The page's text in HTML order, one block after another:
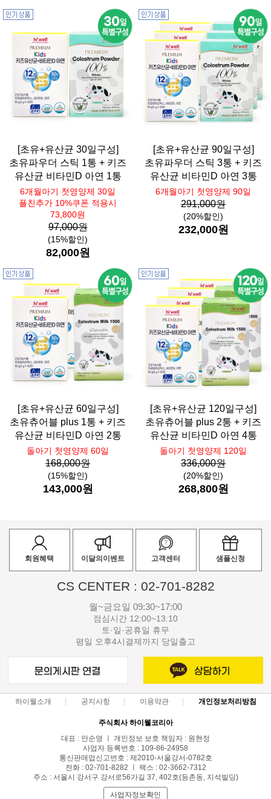
[초유+유산균 30일구성]
초유파우더 스틱 1통 + 키즈
유산균 비타민D 아연 1통
6개월아기 첫영양제 30일
플친추가 10%쿠폰 적용시
73,800원
97,000원
(15%할인)
82,000원
[초유+유산균 90일구성]
초유파우더 스틱 3통 + 키즈
유산균 비타민D 아연 3통
6개월아기 첫영양제 90일
291,000원
(20%할인)
232,000원
[초유+유산균 60일구성]
초유츄어블 plus 1통 + 키즈
유산균 비타민D 아연 2통
돌아기 첫영양제 60일
168,000원
(15%할인)
143,000원
[초유+유산균 120일구성]
초유츄어블 plus 2통 + 키즈
유산균 비타민D 아연 4통
돌아기 첫영양제 120일
336,000원
(20%할인)
268,800원
회원혜택 이달의이벤트 고객센터 샘플신청
CS CENTER : 02-701-8282
월~금요일 09:30~17:00
점심시간 12:00~13:10
토·일·공휴일 휴무
평일 오후4시결제까지 당일출고
하이웰소개 공지사항 이용약관 개인정보처리방침
주식회사 하이웰코리아
대표 : 안순영 ㅣ 개인정보 보호 책임자 : 원현정
사업자 등록번호 : 109-86-24958
통신판매업신고번호 : 제2010-서울강서-0782호
전화 : 02-701-8282 ㅣ 팩스 : 02-3662-7312
주소 : 서울시 강서구 강서로56가길 37, 402호(등촌동, 지석빌딩)
사업자정보확인